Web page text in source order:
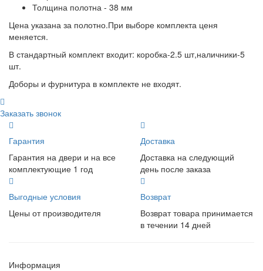
Толщина полотна - 38 мм
Цена указана за полотно.При выборе комплекта ценя
меняется.
В стандартный комплект входит: коробка-2.5 шт,наличники-5
шт.
Доборы и фурнитура в комплекте не входят.
Заказать звонок
Гарантия
Гарантия на двери и на все
комплектующие 1 год
Доставка
Доставка на следующий
день после заказа
Выгодные условия
Цены от производителя
Возврат
Возврат товара принимается
в течении 14 дней
Информация